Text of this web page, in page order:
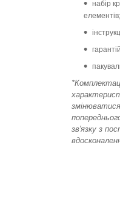
набір
елементів;
зв'язку з